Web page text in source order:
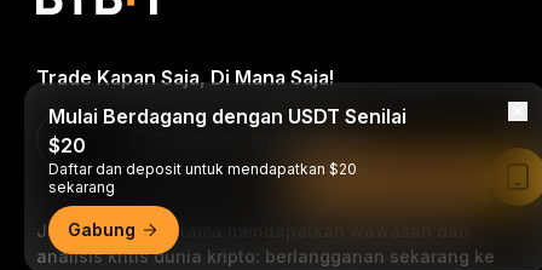
Jadilah yang pertama mendapatkan wawasan dan
analisis kritis dunia kripto: berlangganan sekarang ke
Trade Kapan Saja, Di Mana Saja!
Mulai Berdagang dengan USDT Senilai
$20
Daftar dan deposit untuk mendapatkan $20
sekarang
Gabung
Baca di Aplikasi Bybit